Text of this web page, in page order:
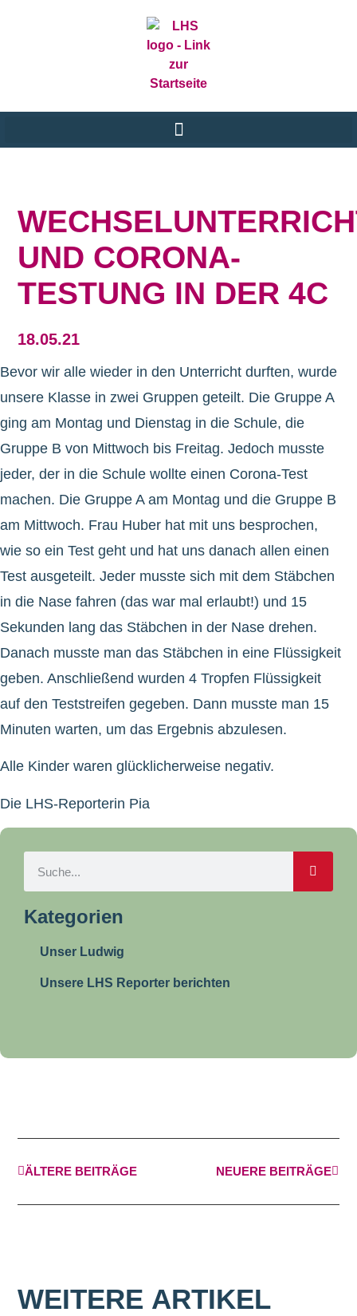
UND CORONA-
TESTUNG IN DER 4C
18.05.21
Bevor wir alle wieder in den Unterricht durften, wurde
unsere Klasse in zwei Gruppen geteilt. Die Gruppe A
ging am Montag und Dienstag in die Schule, die
Gruppe B von Mittwoch bis Freitag. Jedoch musste
jeder, der in die Schule wollte einen Corona-Test
machen. Die Gruppe A am Montag und die Gruppe B
am Mittwoch. Frau Huber hat mit uns besprochen,
wie so ein Test geht und hat uns danach allen einen
Test ausgeteilt. Jeder musste sich mit dem Stäbchen
in die Nase fahren (das war mal erlaubt!) und 15
Sekunden lang das Stäbchen in der Nase drehen.
Danach musste man das Stäbchen in eine Flüssigkeit
geben. Anschließend wurden 4 Tropfen Flüssigkeit
auf den Teststreifen gegeben. Dann musste man 15
Minuten warten, um das Ergebnis abzulesen.
Alle Kinder waren glücklicherweise negativ.
Die LHS-Reporterin Pia
Kategorien
Unser Ludwig
Unsere LHS Reporter berichten
ÄLTERE BEITRÄGE NEUERE BEITRÄGE
WEITERE ARTIKEL